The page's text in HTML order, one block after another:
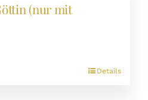
(nur mit
Details